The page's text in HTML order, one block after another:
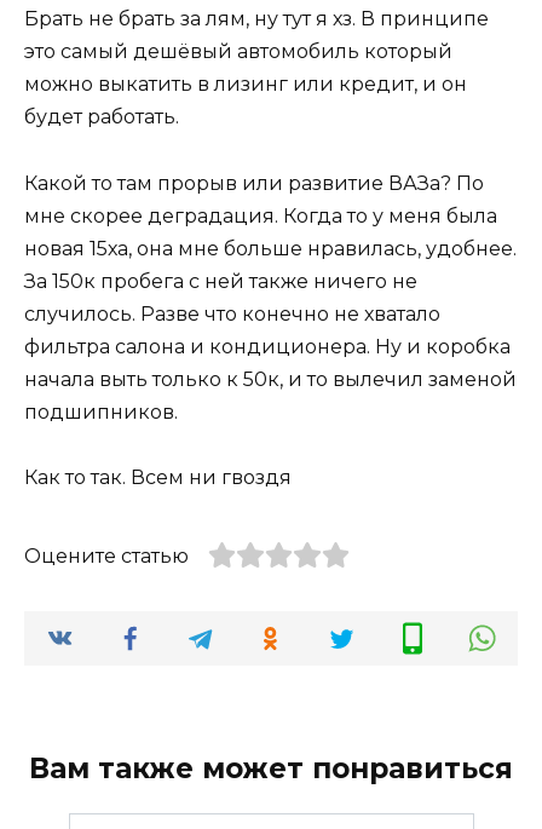
Брать не брать за лям, ну тут я хз. В принципе
это самый дешёвый автомобиль который
можно выкатить в лизинг или кредит, и он
будет работать.
Какой то там прорыв или развитие ВАЗа? По
мне скорее деградация. Когда то у меня была
новая 15ха, она мне больше нравилась, удобнее.
За 150к пробега с ней также ничего не
случилось. Разве что конечно не хватало
фильтра салона и кондиционера. Ну и коробка
начала выть только к 50к, и то вылечил заменой
подшипников.
Как то так. Всем ни гвоздя
Оцените статью
Вам также может понравиться